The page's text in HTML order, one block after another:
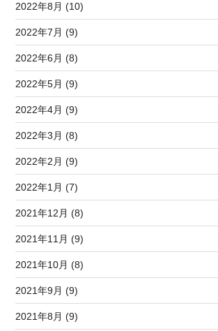
2022年8月 (10)
2022年7月 (9)
2022年6月 (8)
2022年5月 (9)
2022年4月 (9)
2022年3月 (8)
2022年2月 (9)
2022年1月 (7)
2021年12月 (8)
2021年11月 (9)
2021年10月 (8)
2021年9月 (9)
2021年8月 (9)